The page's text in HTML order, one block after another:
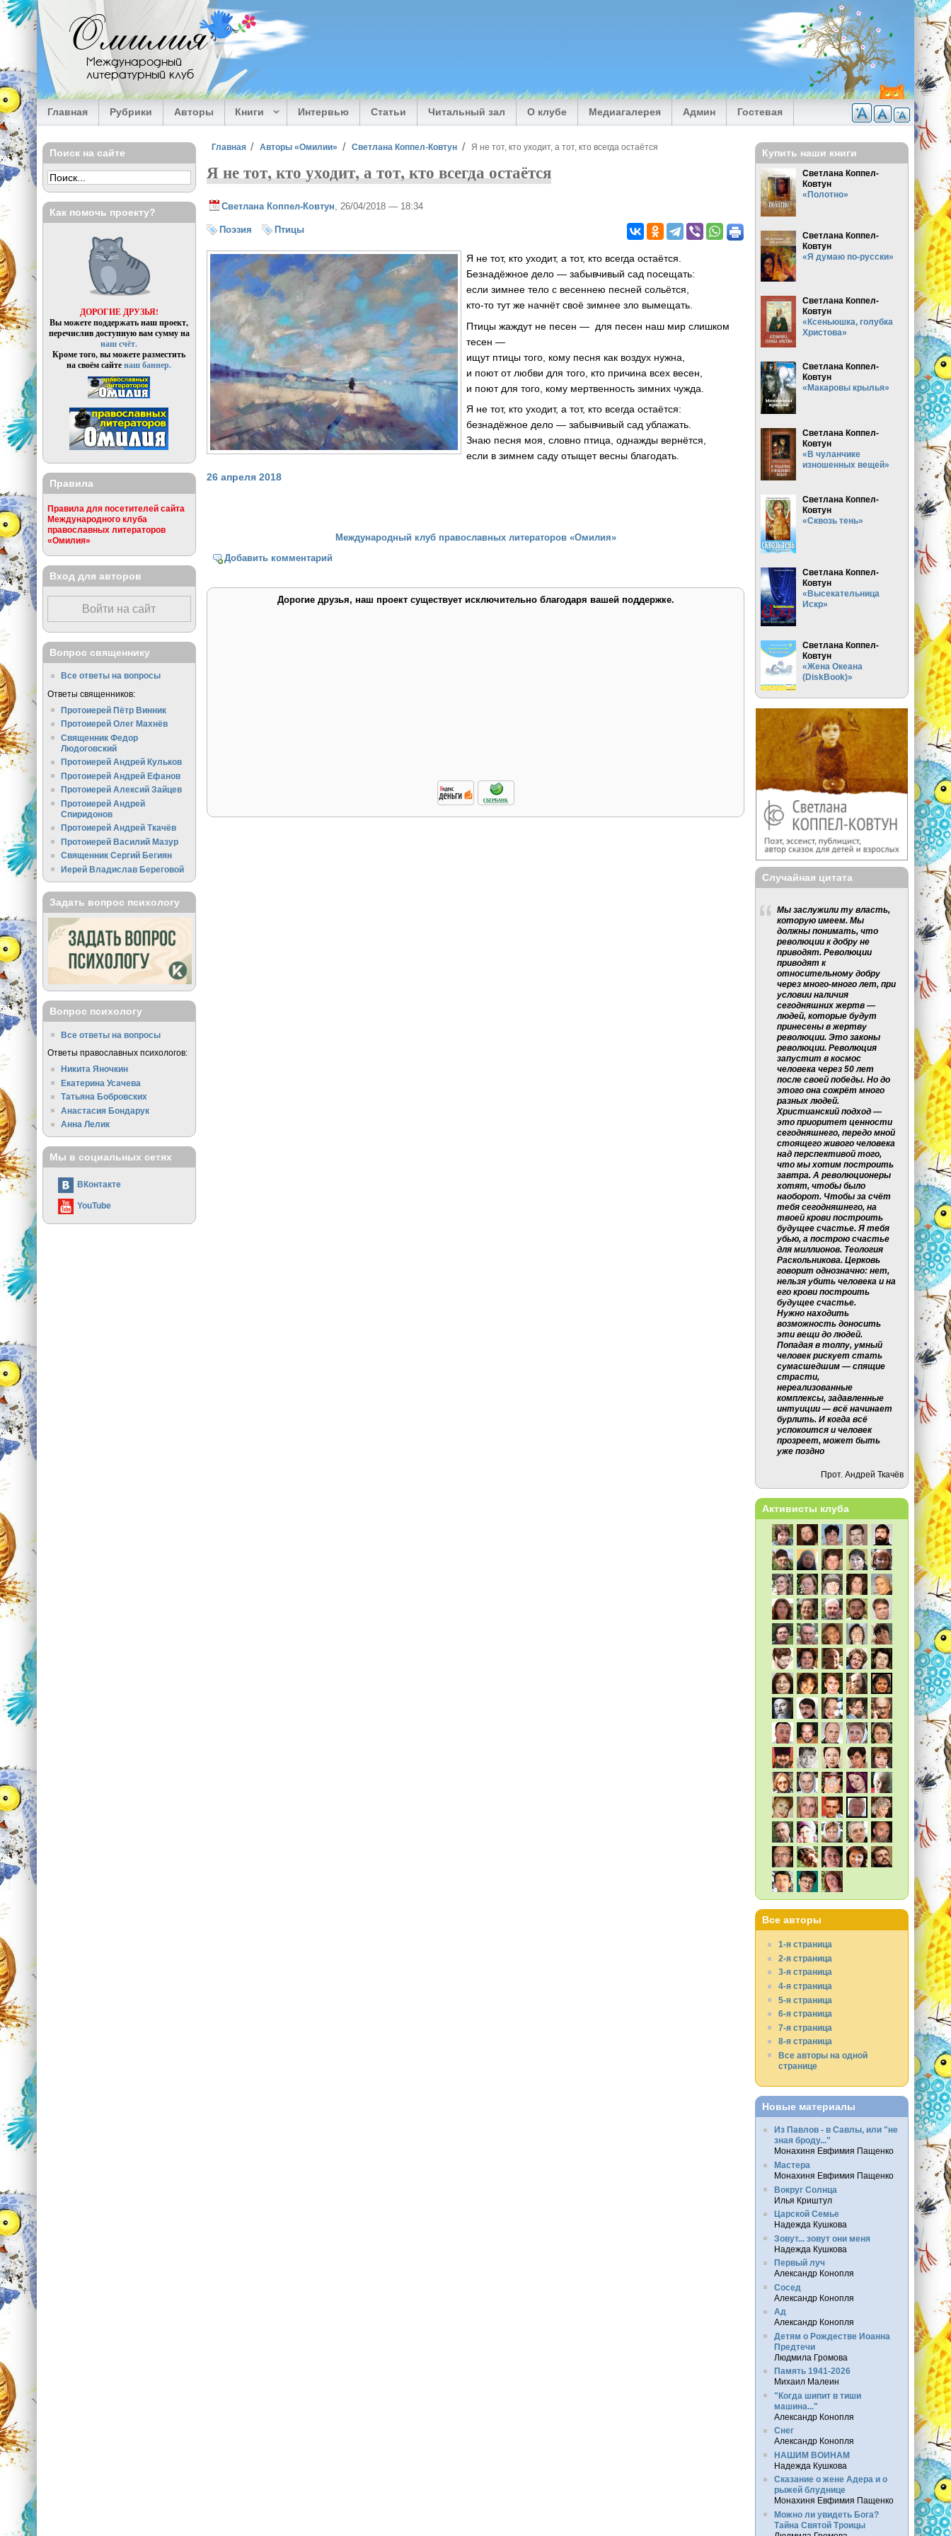
Перейти к основному содержанию
Омилия
Международный
литературный клуб
Главная Рубрики Авторы Книги Интервью Статьи Читальный зал О клубе Медиагалерея Админ Гостевая
Вы здесь
Главная Авторы «Омилии» Светлана Коппел-Ковтун Я не тот, кто уходит, а тот, кто всегда остаётся
Я не тот, кто уходит, а тот, кто всегда остаётся
Светлана Коппел-Ковтун , 26/04/2018 — 18:34
Поэзия Птицы
Я не тот, кто уходит, а тот, кто всегда остаётся.
Безнадёжное дело — забывчивый сад посещать:
если зимнее тело с весеннею песней сольётся,
кто-то тут же начнёт своё зимнее зло вымещать.
Птицы жаждут не песен — для песен наш мир слишком
тесен —
ищут птицы того, кому песня как воздух нужна,
и поют от любви для того, кто причина всех весен,
и поют для того, кому мертвенность зимних чужда.
Я не тот, кто уходит, а тот, кто всегда остаётся:
безнадёжное дело — забывчивый сад ублажать.
Знаю песня моя, словно птица, однажды вернётся,
если в зимнем саду отыщет весны благодать.
26 апреля 2018
Международный клуб православных литераторов «Омилия»
Добавить комментарий
Дорогие друзья, наш проект существует исключительно благодаря вашей поддержке.
Поиск на сайте
Как помочь проекту?
ДОРОГИЕ ДРУЗЬЯ!
Вы можете поддержать наш проект,
перечислив доступную вам сумму на
наш счёт.
Кроме того, вы можете разместить
на своём сайтенаш баннер.
Правила
Правила для посетителей сайта
Международного клуба
православных литераторов
«Омилия»
Вход для авторов
Войти на сайт
Вопрос священнику
Все ответы на вопросы
Ответы священников:
Протоиерей Пётр Винник
Протоиерей Олег Махнёв
Священник Федор
Людоговский
Протоиерей Андрей Кульков
Протоиерей Андрей Ефанов
Протоиерей Алексий Зайцев
Протоиерей Андрей
Спиридонов
Протоиерей Андрей Ткачёв
Протоиерей Василий Мазур
Священник Сергий Бегиян
Иерей Владислав Береговой
Задать вопрос психологу
Вопрос психологу
Все ответы на вопросы
Ответы православных психологов:
Никита Яночкин
Екатерина Усачева
Татьяна Бобровских
Анастасия Бондарук
Анна Лелик
Мы в социальных сетях
ВКонтакте
YouTube
Купить наши книги
Светлана Коппел-
Ковтун
«Полотно»
Светлана Коппел-
Ковтун
«Я думаю по-русски»
Светлана Коппел-
Ковтун
«Ксеньюшка, голубка
Христова»
Светлана Коппел-
Ковтун
«Макаровы крылья»
Светлана Коппел-
Ковтун
«В чуланчике
изношенных вещей»
Светлана Коппел-
Ковтун
«Сквозь тень»
Светлана Коппел-
Ковтун
«Высекательница
Искр»
Светлана Коппел-
Ковтун
«Жена Океана
(DiskBook)»
Случайная цитата
Мы заслужили ту власть,
которую имеем. Мы
должны понимать, что
революции к добру не
приводят. Революции
приводят к
относительному добру
через много-много лет, при
условии наличия
сегодняшних жертв —
людей, которые будут
принесены в жертву
революции. Это законы
революции. Революция
запустит в космос
человека через 50 лет
после своей победы. Но до
этого она сожрёт много
разных людей.
Христианский подход —
это приоритет ценности
сегодняшнего, передо мной
стоящего живого человека
над перспективой того,
что мы хотим построить
завтра. А революционеры
хотят, чтобы было
наоборот. Чтобы за счёт
тебя сегодняшнего, на
твоей крови построить
будущее счастье. Я тебя
убью, а построю счастье
для миллионов. Теология
Раскольникова. Церковь
говорит однозначно: нет,
нельзя убить человека и на
его крови построить
будущее счастье.
Нужно находить
возможность доносить
эти вещи до людей.
Попадая в толпу, умный
человек рискует стать
сумасшедшим — спящие
страсти,
нереализованные
комплексы, задавленные
интуиции — всё начинает
бурлить. И когда всё
успокоится и человек
прозреет, может быть
уже поздно
Прот. Андрей Ткачёв
Активисты клуба
Все авторы
1-я страница
2-я страница
3-я страница
4-я страница
5-я страница
6-я страница
7-я страница
8-я страница
Все авторы на одной
странице
Новые материалы
Из Павлов - в Савлы, или "не
зная броду..."
Монахиня Евфимия Пащенко
Мастера
Монахиня Евфимия Пащенко
Вокруг Солнца
Илья Криштул
Царской Семье
Надежда Кушкова
Зовут... зовут они меня
Надежда Кушкова
Первый луч
Александр Конопля
Сосед
Александр Конопля
Ад
Александр Конопля
Детям о Рождестве Иоанна
Предтечи
Людмила Громова
Память 1941-2026
Михаил Малеин
"Когда шипит в тиши
машина..."
Александр Конопля
Снег
Александр Конопля
НАШИМ ВОИНАМ
Надежда Кушкова
Сказание о жене Адера и о
рыжей блуднице
Монахиня Евфимия Пащенко
Можно ли увидеть Бога?
Тайна Святой Троицы